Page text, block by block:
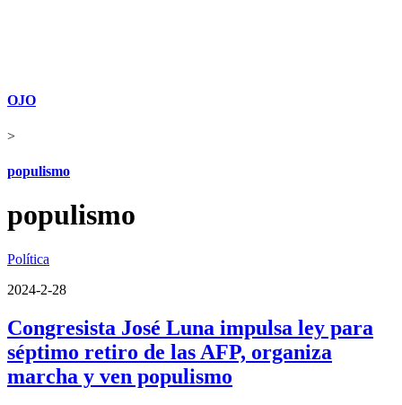
OJO
>
populismo
populismo
Política
2024-2-28
Congresista José Luna impulsa ley para
séptimo retiro de las AFP, organiza
marcha y ven populismo